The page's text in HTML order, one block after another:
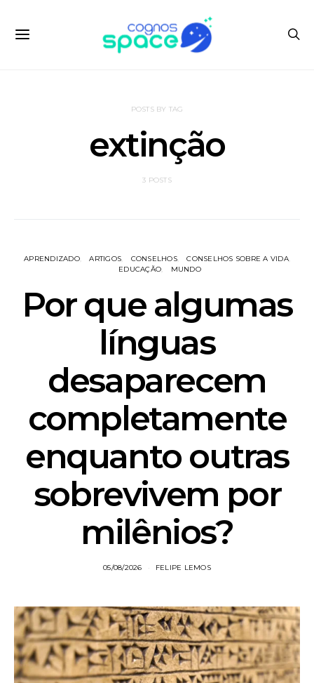
POSTS BY TAG
extinção
3 POSTS
APRENDIZADO ARTIGOS CONSELHOS
CONSELHOS SOBRE A VIDA
EDUCAÇÃO
MUNDO
Por que algumas
línguas
desaparecem
completamente
enquanto outras
sobrevivem por
milênios?
05/08/2026 FELIPE LEMOS